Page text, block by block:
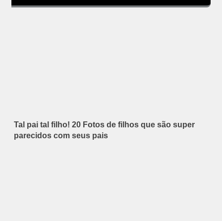
Tal pai tal filho! 20 Fotos de filhos que são super
parecidos com seus pais